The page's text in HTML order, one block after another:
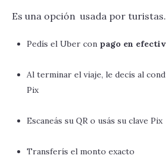
Es una opción usada por turistas.
Pedís el Uber con pago en
Al terminar el viaje, le decís al
Pix
Escaneás su QR o usás su clave Pix
Transferís el monto exacto